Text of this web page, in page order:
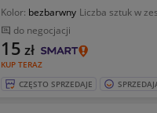
Kolor: bezbarwny Liczba sztuk w
do negocjacji
KUP TERAZ
15 zł
CZĘSTO SPRZEDAJE